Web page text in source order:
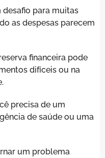
desafio para muitas
as despesas parecem
financeira pode
difíceis ou na
precisa de um
de saúde ou uma
um problema